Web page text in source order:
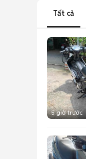
Tất cả
5 giờ trước